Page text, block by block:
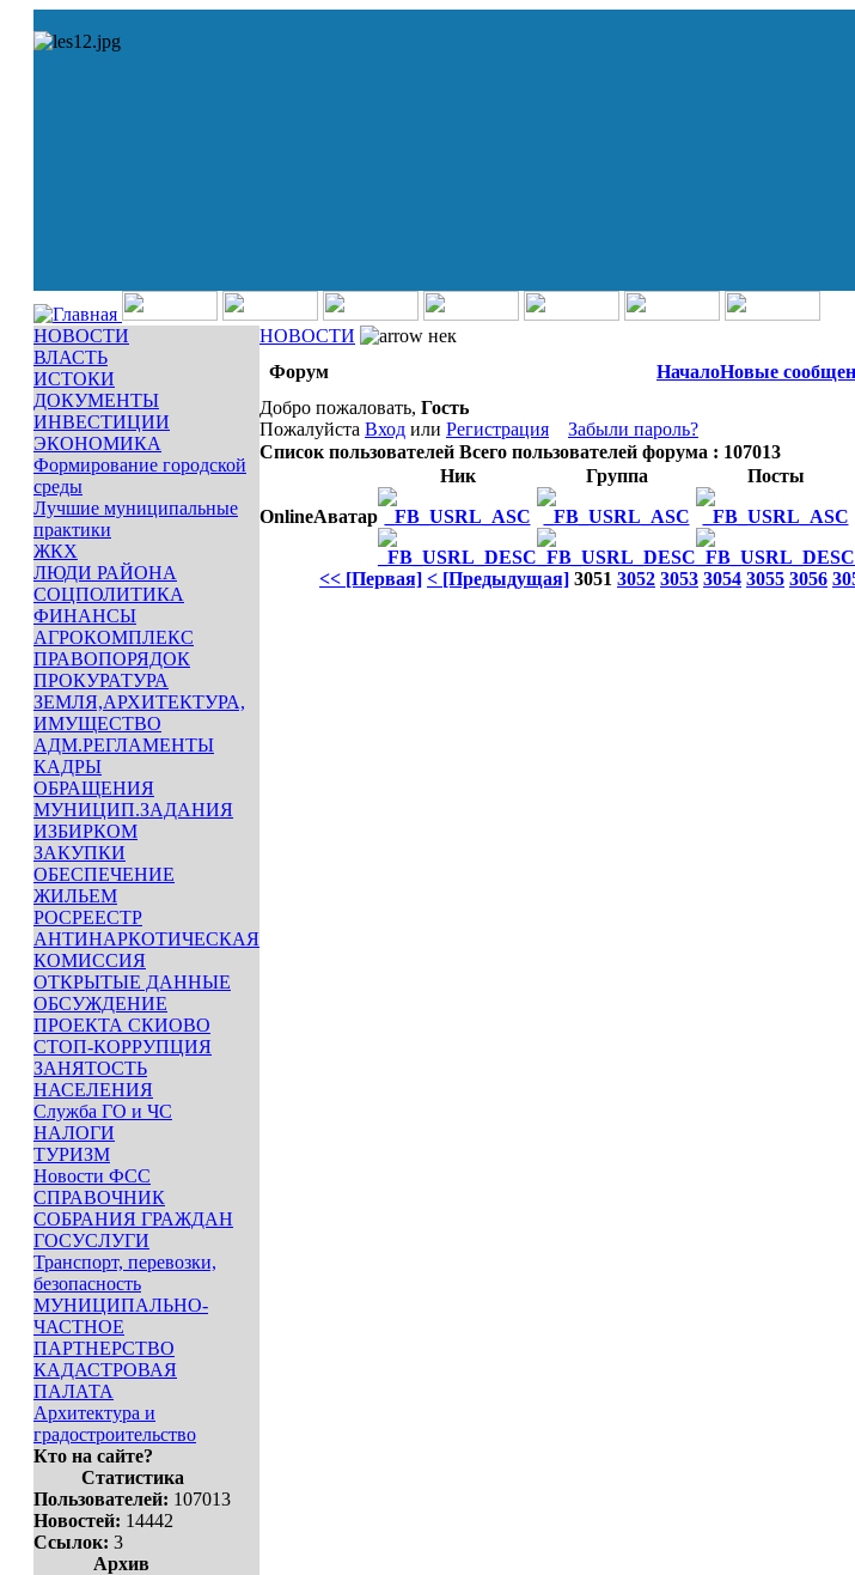
НОВОСТИ
ВЛАСТЬ
ИСТОКИ
ДОКУМЕНТЫ
ИНВЕСТИЦИИ
ЭКОНОМИКА
Формирование городской
среды
Лучшие муниципальные
практики
ЖКХ
ЛЮДИ РАЙОНА
СОЦПОЛИТИКА
ФИНАНСЫ
АГРОКОМПЛЕКС
ПРАВОПОРЯДОК
ПРОКУРАТУРА
ЗЕМЛЯ,АРХИТЕКТУРА,
ИМУЩЕСТВО
АДМ.РЕГЛАМЕНТЫ
КАДРЫ
ОБРАЩЕНИЯ
МУНИЦИП.ЗАДАНИЯ
ИЗБИРКОМ
ЗАКУПКИ
ОБЕСПЕЧЕНИЕ
ЖИЛЬЕМ
РОСРЕЕСТР
АНТИНАРКОТИЧЕСКАЯ
КОМИССИЯ
ОТКРЫТЫЕ ДАННЫЕ
ОБСУЖДЕНИЕ
ПРОЕКТА СКИОВО
СТОП-КОРРУПЦИЯ
ЗАНЯТОСТЬ
НАСЕЛЕНИЯ
Служба ГО и ЧС
НАЛОГИ
ТУРИЗМ
Новости ФСС
СПРАВОЧНИК
СОБРАНИЯ ГРАЖДАН
ГОСУСЛУГИ
Транспорт, перевозки,
безопасность
МУНИЦИПАЛЬНО-
ЧАСТНОЕ
ПАРТНЕРСТВО
КАДАСТРОВАЯ
ПАЛАТА
Архитектура и
градостроительство
Кто на сайте?
Статистика
Пользователей: 107013
Новостей: 14442
Ссылок: 3
Архив
НОВОСТИ
нек
Форум
НачалоНовые
Добро пожаловать, Гость
Пожалуйста Вход или Регистрация
Забыли пароль?
Список пользователей Всего пользователей форума : 107013
OnlineАватар
Ник Группа Посты
<< [Первая] < [Предыдущая] 3051 3052 3053 3054 3055 3056